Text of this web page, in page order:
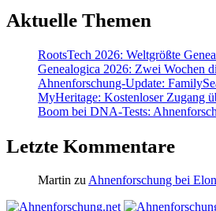
Aktuelle Themen
RootsTech 2026: Weltgrößte
Genealogica 2026: Zwei Wochen
Ahnenforschung-Update:
MyHeritage: Kostenloser Zugang
Boom bei DNA-Tests:
Letzte Kommentare
Martin zu Ahnenforschung bei